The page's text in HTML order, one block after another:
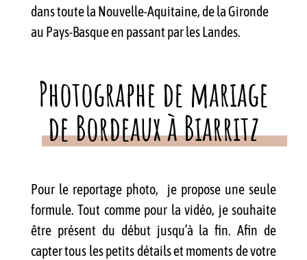
dans toute la Nouvelle-Aquitaine, de la Gironde
au Pays-Basque en passant par les Landes.
Photographe de mariage
de Bordeaux à Biarritz
Pour le reportage photo, je propose une seule
formule. Tout comme pour la vidéo, je souhaite
être présent du début jusqu’à la fin. Afin de
capter tous les petits détails et moments de votre